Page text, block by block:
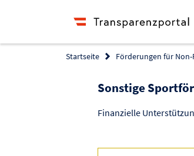
Startseite Förderungen für Non-
Sonstige
Finanzielle